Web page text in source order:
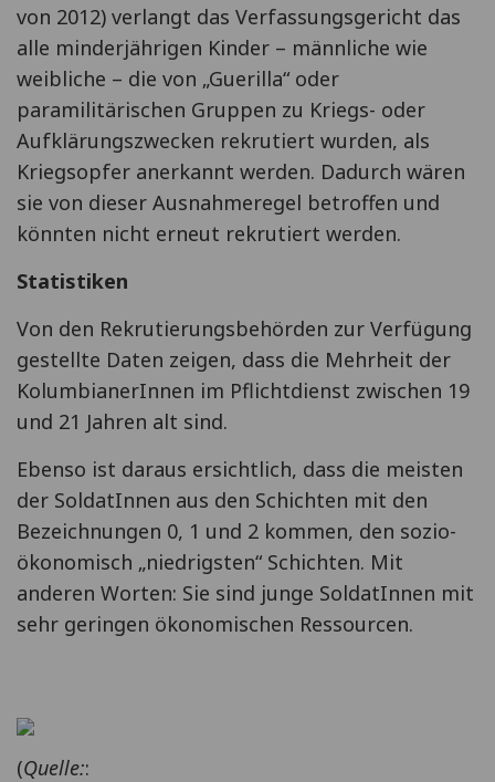
von 2012) verlangt das Verfassungsgericht das
alle minderjährigen Kinder – männliche wie
weibliche – die von „Guerilla“ oder
paramilitärischen Gruppen zu Kriegs- oder
Aufklärungszwecken rekrutiert wurden, als
Kriegsopfer anerkannt werden. Dadurch wären
sie von dieser Ausnahmeregel betroffen und
könnten nicht erneut rekrutiert werden.
Statistiken
Von den Rekrutierungsbehörden zur Verfügung
gestellte Daten zeigen, dass die Mehrheit der
KolumbianerInnen im Pflichtdienst zwischen 19
und 21 Jahren alt sind.
Ebenso ist daraus ersichtlich, dass die meisten
der SoldatInnen aus den Schichten mit den
Bezeichnungen 0, 1 und 2 kommen, den sozio-
ökonomisch „niedrigsten“ Schichten. Mit
anderen Worten: Sie sind junge SoldatInnen mit
sehr geringen ökonomischen Ressourcen.
(Quelle::